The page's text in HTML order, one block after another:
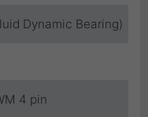
Dynamic Bearing)
4 pin